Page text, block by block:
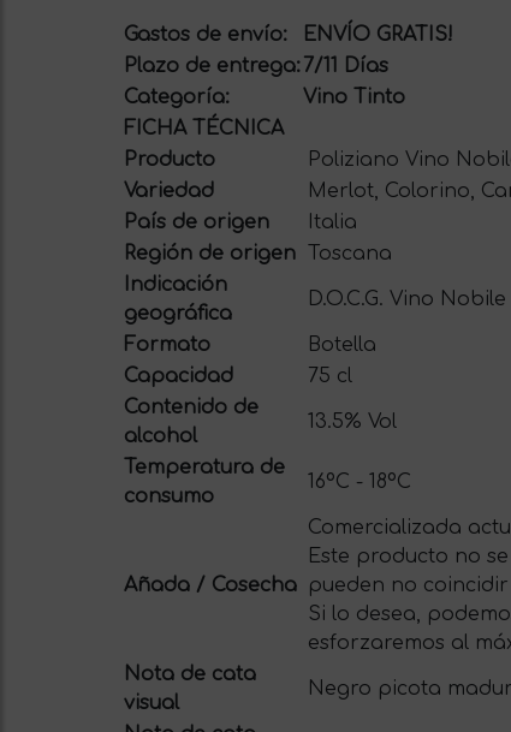
Gastos de envío:
ENVÍO GRATIS!
Plazo de entrega: 7/11 Días
Categoría:
Vino Tinto
FICHA TÉCNICA
Producto
Poliziano Vino
Variedad
Merlot, Colorino,
País de origen
Italia
Región de origen
Toscana
Indicación
geográfica
D.O.C.G. Vino
Formato
Botella
Capacidad
75 cl
Contenido de
alcohol
13.5% Vol
Temperatura de
consumo
16ºC - 18ºC
Añada / Cosecha
Comercializada
Este producto no
pueden no
Si lo desea,
esforzaremos al
Nota de cata
visual
Negro picota